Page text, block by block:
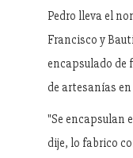
Pedro lleva el
Francisco y
encapsulado de
de artesanías
"Se encapsulan
dije, lo fabrico